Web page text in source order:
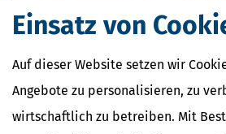
Einsatz von
Auf dieser Website setzen wir
Angebote zu personalisieren, zu
wirtschaftlich zu betreiben. Mit